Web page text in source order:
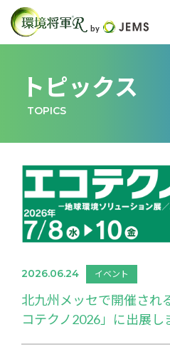
トピックス
TOPICS
2026.06.24 イベント
北九州メッセで開催され
コテクノ2026」に出展し